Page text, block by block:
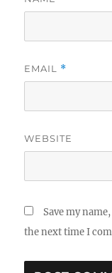
EMAIL *
WEBSITE
Save my
the next time I